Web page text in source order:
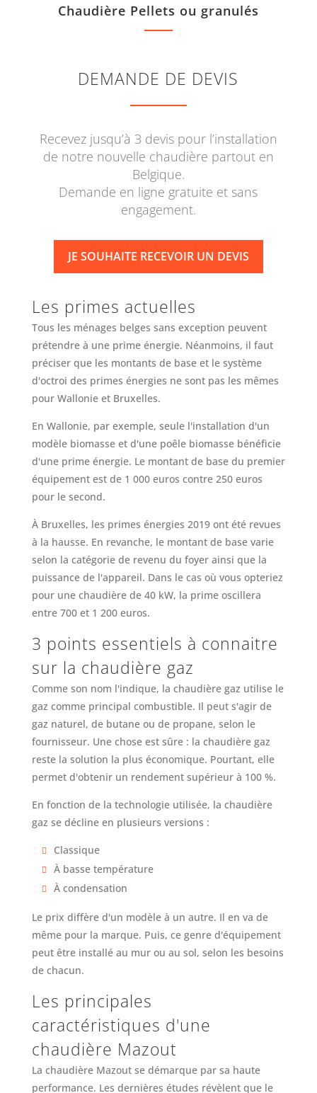
Chaudière Pellets ou granulés
DEMANDE DE DEVIS
Recevez jusqu’à 3 devis pour l’installation
de notre nouvelle chaudière partout en
Belgique.
Demande en ligne gratuite et sans
engagement.
JE SOUHAITE RECEVOIR UN DEVIS
Les primes actuelles
Tous les ménages belges sans exception peuvent
prétendre à une prime énergie. Néanmoins, il faut
préciser que les montants de base et le système
d'octroi des primes énergies ne sont pas les mêmes
pour Wallonie et Bruxelles.
En Wallonie, par exemple, seule l'installation d'un
modèle biomasse et d'une poêle biomasse bénéficie
d'une prime énergie. Le montant de base du premier
équipement est de 1 000 euros contre 250 euros
pour le second.
À Bruxelles, les primes énergies 2019 ont été revues
à la hausse. En revanche, le montant de base varie
selon la catégorie de revenu du foyer ainsi que la
puissance de l'appareil. Dans le cas où vous opteriez
pour une chaudière de 40 kW, la prime oscillera
entre 700 et 1 200 euros.
3 points essentiels à connaitre
sur la chaudière gaz
Comme son nom l'indique, la chaudière gaz utilise le
gaz comme principal combustible. Il peut s'agir de
gaz naturel, de butane ou de propane, selon le
fournisseur. Une chose est sûre : la chaudière gaz
reste la solution la plus économique. Pourtant, elle
permet d'obtenir un rendement supérieur à 100 %.
En fonction de la technologie utilisée, la chaudière
gaz se décline en plusieurs versions :
Classique
À basse température
À condensation
Le prix diffère d'un modèle à un autre. Il en va de
même pour la marque. Puis, ce genre d'équipement
peut être installé au mur ou au sol, selon les besoins
de chacun.
Les principales
caractéristiques d'une
chaudière Mazout
La chaudière Mazout se démarque par sa haute
performance. Les dernières études révèlent que le